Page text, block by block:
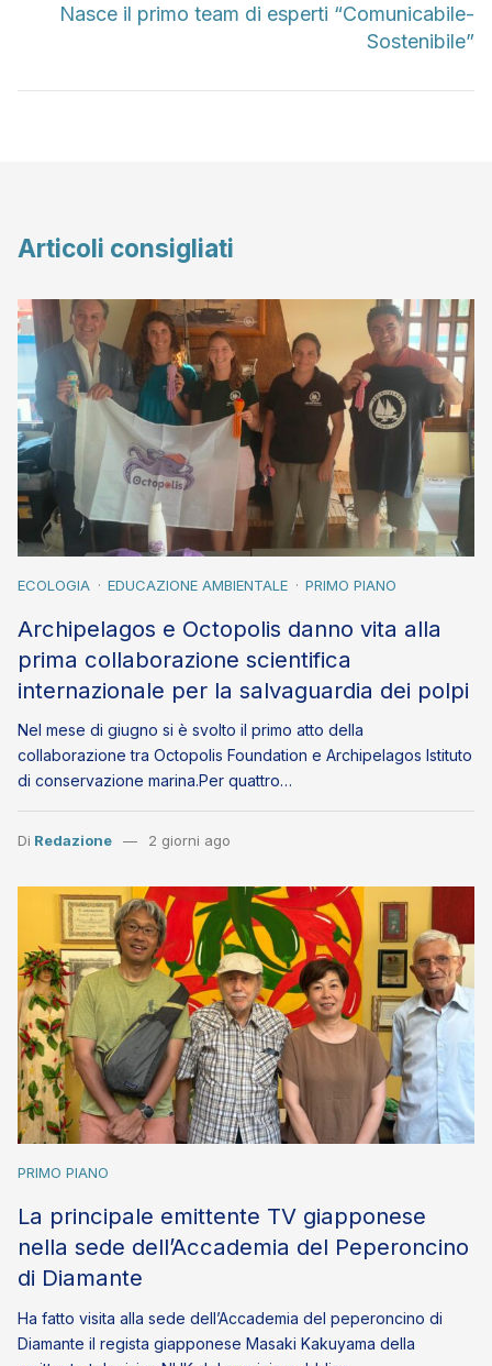
Nasce il primo team di esperti “Comunicabile-
Sostenibile”
Articoli consigliati
ECOLOGIA EDUCAZIONE AMBIENTALE PRIMO PIANO
Archipelagos e Octopolis danno vita alla
prima collaborazione scientifica
internazionale per la salvaguardia dei polpi
Nel mese di giugno si è svolto il primo atto della
collaborazione tra Octopolis Foundation e Archipelagos Istituto
di conservazione marina.Per quattro…
Di Redazione 2 giorni ago
PRIMO PIANO
La principale emittente TV giapponese
nella sede dell’Accademia del Peperoncino
di Diamante
Ha fatto visita alla sede dell’Accademia del peperoncino di
Diamante il regista giapponese Masaki Kakuyama della